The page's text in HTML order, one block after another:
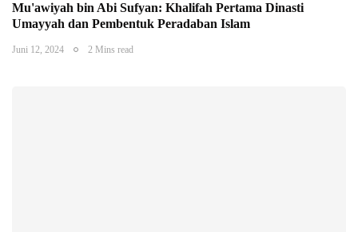
Mu'awiyah bin Abi Sufyan: Khalifah Pertama Dinasti
Umayyah dan Pembentuk Peradaban Islam
Juni 12, 2024 2 Mins read